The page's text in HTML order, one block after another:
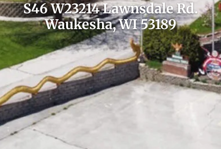
S46 W23214 Lawnsdale Rd.
Waukesha, WI 53189